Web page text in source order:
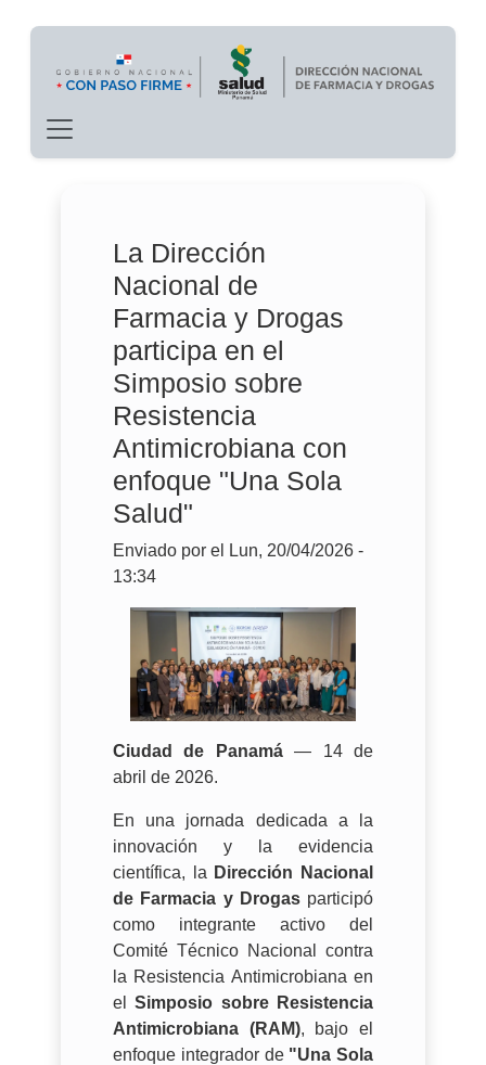
Pasar al contenido principal
Main navigation
La Dirección
Nacional de
Farmacia y Drogas
participa en el
Simposio sobre
Resistencia
Antimicrobiana con
enfoque "Una Sola
Salud"
Enviado por el
Lun, 20/04/2026 -
13:34
Ciudad de Panamá— 14 de
abril de 2026.
En una jornada dedicada a la
innovación y la evidencia
científica, la Dirección Nacional
de Farmacia y Drogasparticipó
como integrante activo del
Comité Técnico Nacional contra
la Resistencia Antimicrobiana en
elSimposio sobre Resistencia
Antimicrobiana (RAM), bajo el
enfoque integrador de "Una Sola